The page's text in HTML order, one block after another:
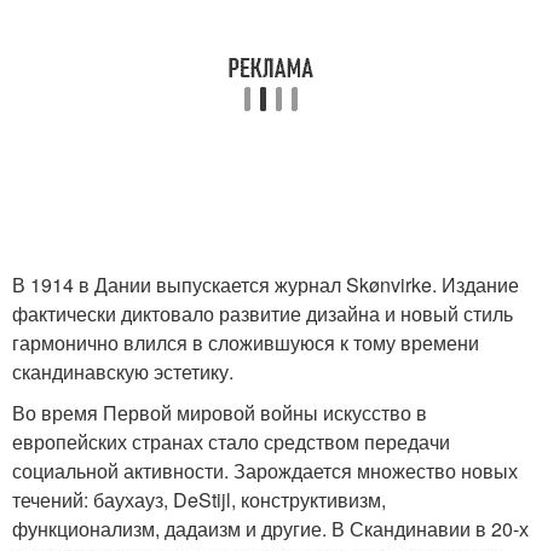
В 1914 в Дании выпускается журнал Skønvirke. Издание
фактически диктовало развитие дизайна и новый стиль
гармонично влился в сложившуюся к тому времени
скандинавскую эстетику.
Во время Первой мировой войны искусство в
европейских странах стало средством передачи
социальной активности. Зарождается множество новых
течений: баухауз, DeStijl, конструктивизм,
функционализм, дадаизм и другие. В Скандинавии в 20-х